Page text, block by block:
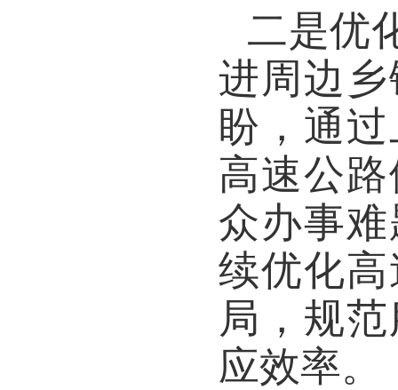
二是优
进周边
盼，通
高速公
众办事
续优化
局，规
应效率。